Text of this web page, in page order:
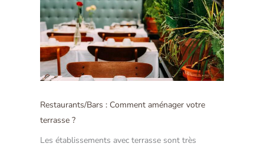
Restaurants/Bars : Comment aménager votre
terrasse ?
Les établissements avec terrasse sont très